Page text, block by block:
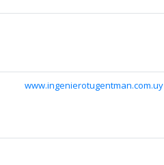
www.ingenierotugentman.com.uy